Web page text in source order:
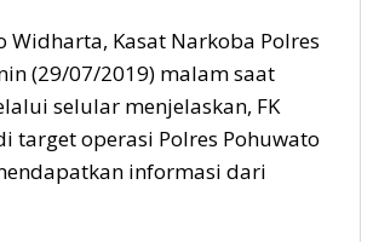
Widharta, Kasat Narkoba Polres
(29/07/2019) malam saat
selular menjelaskan, FK
target operasi Polres Pohuwato
informasi dari